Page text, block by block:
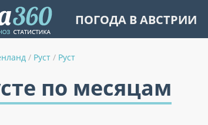
ПОГОДА В АВСТРИИ
/ Руст / Руст
по месяцам